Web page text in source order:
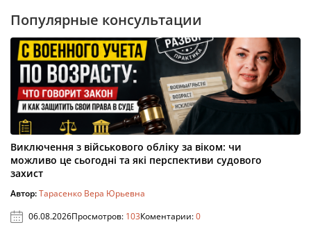
Популярные консультации
Виключення з військового обліку за віком: чи
можливо це сьогодні та які перспективи судового
захист
Автор:Тарасенко Вера Юрьевна
06.08.2026Просмотров: 103Коментарии:0